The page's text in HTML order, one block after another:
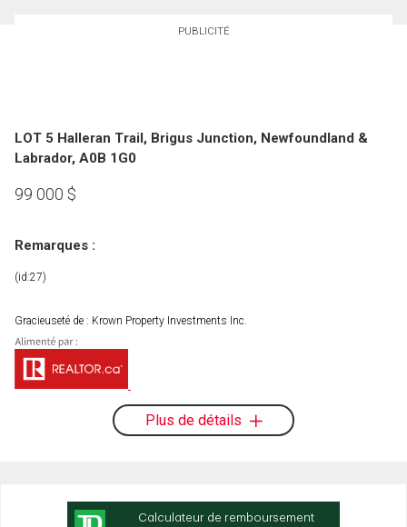
PUBLICITÉ
LOT 5 Halleran Trail, Brigus Junction, Newfoundland &
Labrador, A0B 1G0
99 000 $
Remarques :
(id:27)
Gracieuseté de : Krown Property Investments Inc.
Plus de détails